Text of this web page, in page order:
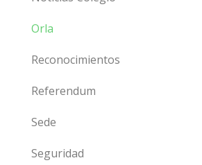
Orla
Reconocimientos
Referendum
Sede
Seguridad